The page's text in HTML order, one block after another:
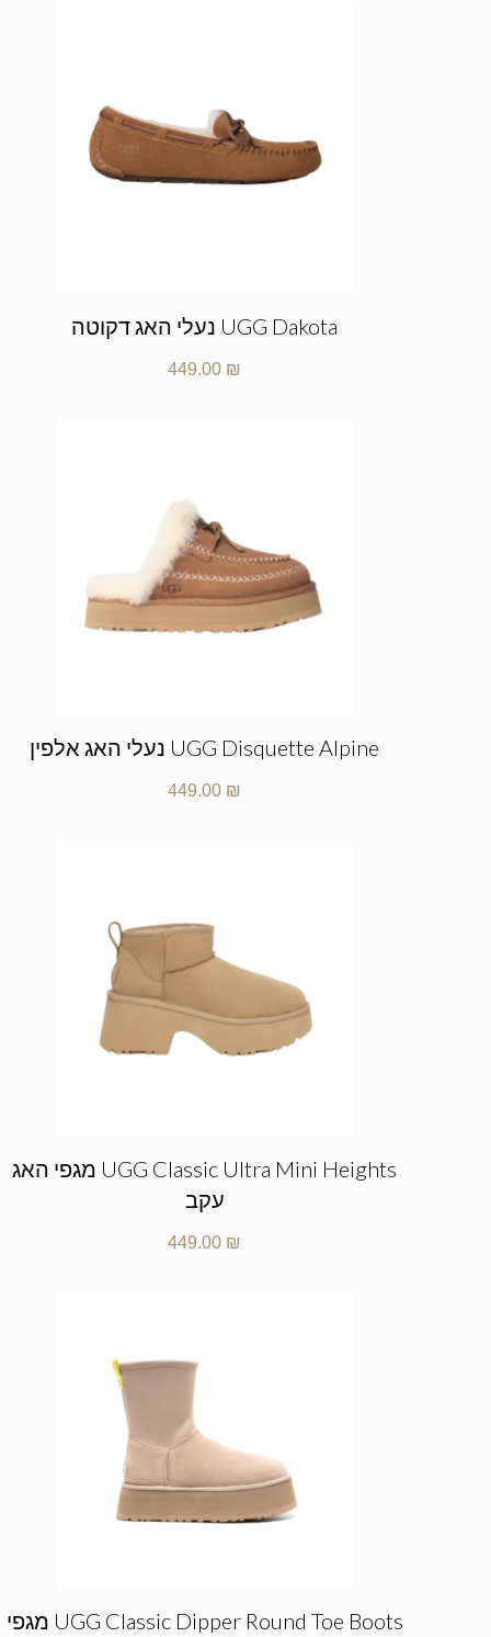
UGG Dakota נעלי האג דקוטה
449.00 ₪
UGG Disquette Alpine נעלי האג אלפין
449.00 ₪
UGG Classic Ultra Mini Heights מגפי האג
עקב
449.00 ₪
UGG Classic Dipper Round Toe Boots מגפי